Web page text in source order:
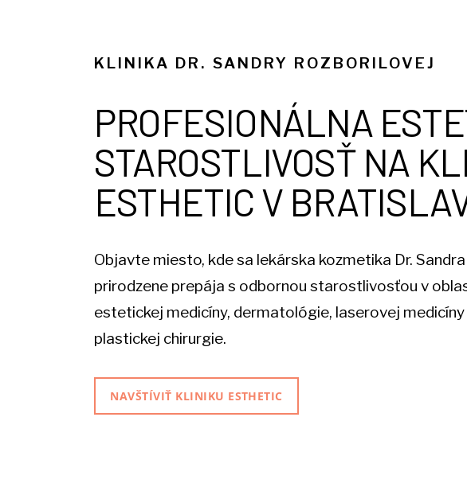
KLINIKA DR. SANDRY ROZBORILOVEJ
PROFESIONÁLNA
STAROSTLIVOSŤ NA
ESTHETIC V
Objavte miesto, kde sa lekárska kozmetika Dr. Sandra
prirodzene prepája s odbornou starostlivosťou v
estetickej medicíny, dermatológie, laserovej medicíny
plastickej chirurgie.
NAVŠTÍVIŤ KLINIKU ESTHETIC